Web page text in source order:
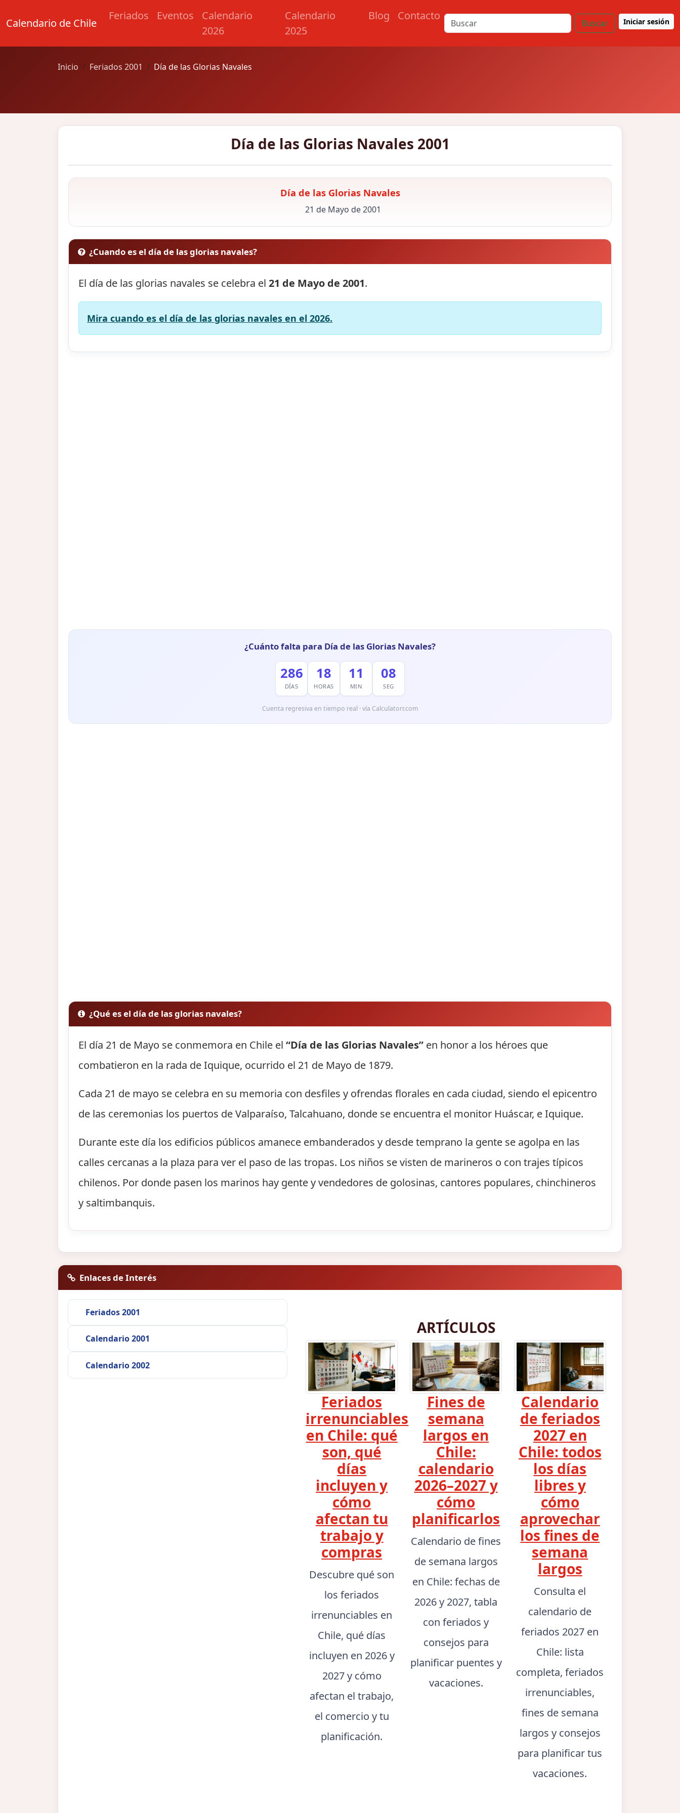
Calendario de Chile
Feriados Eventos
Calendario
2026
Calendario
2025
Blog Contacto
Buscar Iniciar sesión
Inicio Feriados 2001 Día de las Glorias Navales
Día de las Glorias Navales 2001
Día de las Glorias Navales
21 de Mayo de 2001
¿Cuando es el día de las glorias navales?
El día de las glorias navales se celebra el21 de Mayo de 2001.
Mira cuando es el día de las glorias navales en el 2026.
¿Cuánto falta para Día de las Glorias Navales?
286
DÍAS
18
HORAS
11
MIN
07
SEG
Cuenta regresiva en tiempo real · vía Calculatorr.com
¿Qué es el día de las glorias navales?
El día 21 de Mayo se conmemora en Chile el“Día de las Glorias Navales” en honor a los héroes que
combatieron en la rada de Iquique, ocurrido el 21 de Mayo de 1879.
Cada 21 de mayo se celebra en su memoria con desfiles y ofrendas florales en cada ciudad, siendo el epicentro
de las ceremonias los puertos de Valparaíso, Talcahuano, donde se encuentra el monitor Huáscar, e Iquique.
Durante este día los edificios públicos amanece embanderados y desde temprano la gente se agolpa en las
calles cercanas a la plaza para ver el paso de las tropas. Los niños se visten de marineros o con trajes típicos
chilenos. Por donde pasen los marinos hay gente y vendedores de golosinas, cantores populares, chinchineros
y saltimbanquis.
Enlaces de Interés
Feriados 2001
Calendario 2001
Calendario 2002
ARTÍCULOS
Feriados
irrenunciables
en Chile: qué
son, qué
días
incluyen y
cómo
afectan tu
trabajo y
compras
Descubre qué son
los feriados
irrenunciables en
Chile, qué días
incluyen en 2026 y
2027 y cómo
afectan el trabajo,
el comercio y tu
planificación.
Fines de
semana
largos en
Chile:
calendario
2026–2027 y
cómo
planificarlos
Calendario de fines
de semana largos
en Chile: fechas de
2026 y 2027, tabla
con feriados y
consejos para
planificar puentes y
vacaciones.
Calendario
de feriados
2027 en
Chile: todos
los días
libres y
cómo
aprovechar
los fines de
semana
largos
Consulta el
calendario de
feriados 2027 en
Chile: lista
completa, feriados
irrenunciables,
fines de semana
largos y consejos
para planificar tus
vacaciones.